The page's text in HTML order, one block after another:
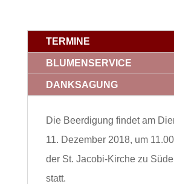
TERMINE
BLUMENSERVICE
DANKSAGUNG
Die Beerdigung findet am
11. Dezember 2018, um
der St. Jacobi-Kirche zu
statt.